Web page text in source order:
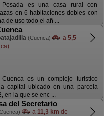
es una casa rural con
en 6 habitaciones dobles con
de uso todo el añ ...
(Cuenca) a 5,5
es un complejo turistico
capital ubicado en una parcela
en la que se enc ...
del Secretario
a 11,3 km de